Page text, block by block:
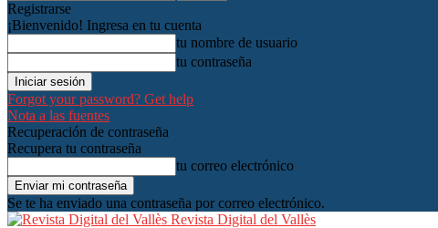
Registrarse
¡Bienvenido! Ingresa en tu cuenta
tu nombre de usuario
tu contraseña
Forgot your password? Get help
Nota a las fuentes
Recuperación de contraseña
Recupera tu contraseña
tu correo electrónico
Se te ha enviado una contraseña por correo electrónico.
Revista Digital del Vallès